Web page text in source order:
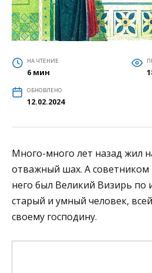
НА ЧТЕНИЕ
6 мин
ОБНОВЛЕНО
12.02.2024
Много-много лет назад жил
отважный шах. А советником
него был Великий Визирь по
старый и умный человек,
своему господину.